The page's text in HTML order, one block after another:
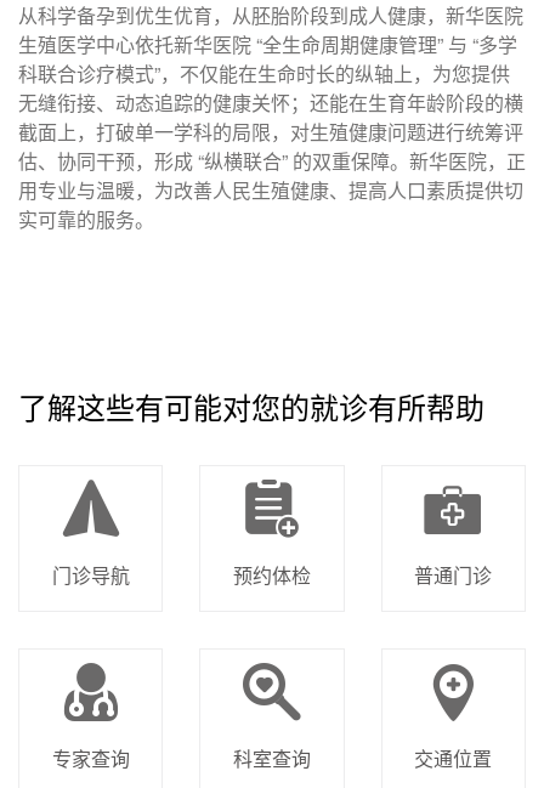
从科学备孕到优生优育，从胚胎阶段到成人健康，新华医院
生殖医学中心依托新华医院 “全生命周期健康管理” 与 “多学
科联合诊疗模式”，不仅能在生命时长的纵轴上，为您提供
无缝衔接、动态追踪的健康关怀；还能在生育年龄阶段的横
截面上，打破单一学科的局限，对生殖健康问题进行统筹评
估、协同干预，形成 “纵横联合” 的双重保障。新华医院，正
用专业与温暖，为改善人民生殖健康、提高人口素质提供切
实可靠的服务。
了解这些有可能对您的就诊有所帮助
门诊导航 预约体检 普通门诊
专家查询 科室查询 交通位置